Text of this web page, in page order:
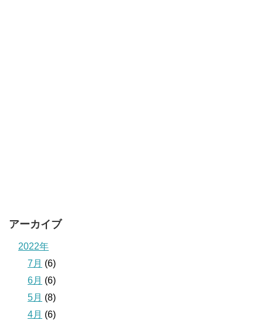
アーカイブ
2022年
7月 (6)
6月 (6)
5月 (8)
4月 (6)